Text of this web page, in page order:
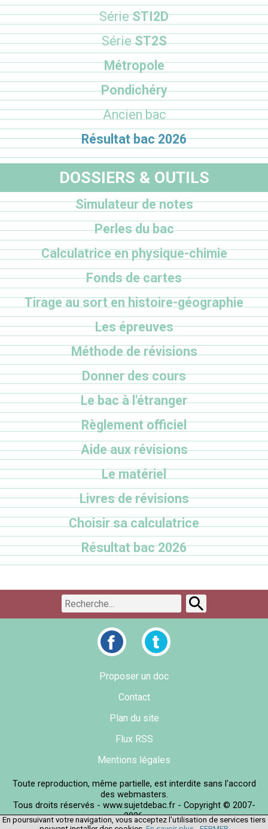
SérieSTI2D
SérieST2S
Métropole
Pondichéry
Ancien bac
Résultat bac 2026
DOSSIERS & OUTILS
Simulateur de notes
Perles du bac
Calculatrice en physique-chimie
Fonds de cartes
Tirage au sort en histoire-géographie
Les épreuves
Méthode de révisions
Donner des cours
Le bac à l'étranger
Règlement officiel
Aide aux révisions
Le matériel
Livres de révisions
Choisir sa calculatrice
Résultat bac 2026
Proposer un doc
Contact
Plan du site
Flux RSS
Mentions légales
Toute reproduction, même partielle, est interdite sans l'accord
des webmasters.
Tous droits réservés - www.sujetdebac.fr - Copyright © 2007-
2026.
En poursuivant votre navigation, vous acceptez l'utilisation de services tiers